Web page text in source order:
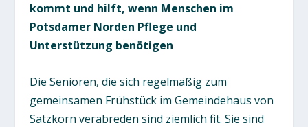
kommt und hilft, wenn Menschen im
Potsdamer Norden Pflege und
Unterstützung benötigen
Die Senioren, die sich regelmäßig zum
gemeinsamen Frühstück im Gemeindehaus von
Satzkorn verabreden sind ziemlich fit. Sie sind